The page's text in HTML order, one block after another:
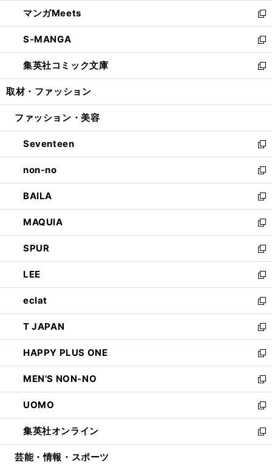
く
で
開
く
ド
ウ
で
開
く
ィ
ン
ド
ウ
で
開
し
い
ウ
ィ
ン
ド
ウ
開
マンガMeets
新
し
い
ウ
ィ
ン
ウ
開
く
S-MANGA
新
し
い
ウ
ン
ウ
で
開
く
集英社コミック文庫
新
し
ウ
ン
ド
ウ
で
開
く
取材・ファッション
ファッション・美容
Seventeen
新
し
い
ウ
ィ
ン
ド
ウ
で
開
く
non-no
新
し
い
ウ
ィ
ン
ド
ウ
で
開
く
BAILA
新
し
い
ウ
ィ
ン
ド
ウ
で
開
く
MAQUIA
新
し
い
ウ
ィ
ン
ド
ウ
で
開
く
SPUR
新
し
い
ウ
ィ
ン
ド
ウ
で
開
く
LEE
新
し
い
ウ
ィ
ン
ド
ウ
で
開
く
eclat
新
し
い
ウ
ィ
ン
ド
ウ
で
開
く
T JAPAN
新
し
い
ウ
ィ
ン
ド
ウ
で
開
HAPPY PLUS ONE
新
し
い
ウ
ィ
ン
ド
ウ
MEN'S NON-NO
新
し
い
ウ
ィ
ン
UOMO
新
し
い
ウ
集英社オンライン
新
し
芸能・情報・スポーツ